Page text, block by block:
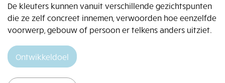
De kleuters kunnen vanuit verschillende gezichtspunten
die ze zelf concreet innemen, verwoorden hoe eenzelfde
voorwerp, gebouw of persoon er telkens anders uitziet.
Ontwikkeldoel